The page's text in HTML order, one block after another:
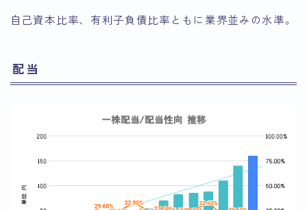
自己資本比率、有利子負債比率ともに業界並みの水準。
配当